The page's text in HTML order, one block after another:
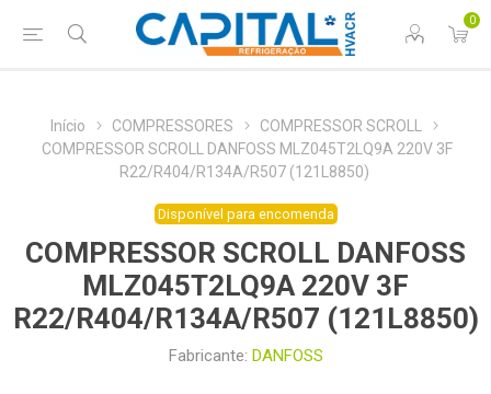
0
Início COMPRESSORES
COMPRESSOR SCROLL
COMPRESSOR SCROLL DANFOSS MLZ045T2LQ9A 220V 3F
R22/R404/R134A/R507 (121L8850)
Disponível para encomenda
COMPRESSOR SCROLL DANFOSS
MLZ045T2LQ9A 220V 3F
R22/R404/R134A/R507 (121L8850)
Fabricante: DANFOSS